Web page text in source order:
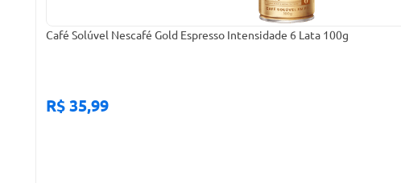
Café Solúvel Nescafé Gold Espresso Intensidade 6 Lata 100g
R$ 35,99